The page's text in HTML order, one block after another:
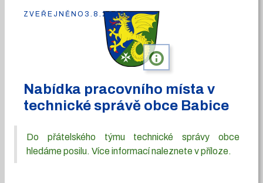
info
Nabídka pracovního místa v
technické správě obce Babice
Do přátelského týmu technické správy obce
hledáme posilu. Více informací naleznete v příloze.
ZVEŘEJNĚNO 3.8.2026